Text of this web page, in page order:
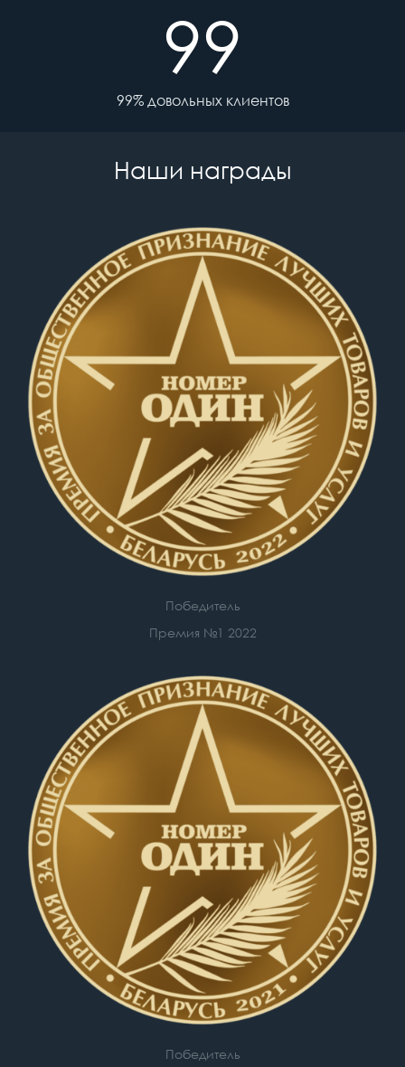
99
99% довольных клиентов
Наши награды
Победитель
Премия №1 2022
Победитель